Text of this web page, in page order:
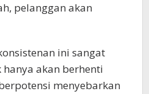
pelanggan akan
ini sangat
akan berhenti
menyebarkan